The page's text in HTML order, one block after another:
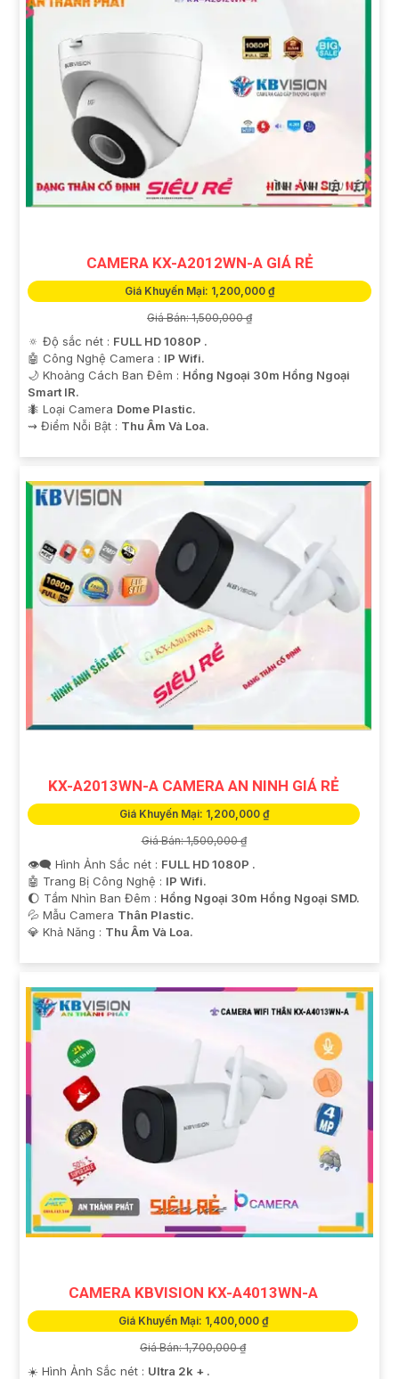
CAMERA KX-A2012WN-A GIÁ RẺ
Giá Khuyến Mại: 1,200,000 ₫
Giá Bán: 1,500,000 ₫
🔅 Độ sắc nét : FULL HD 1080P .
🤖️ Công Nghệ Camera : IP Wifi.
🌙 Khoảng Cách Ban Đêm : Hồng Ngoại 30m Hồng Ngoại
Smart IR.
🐜 Loại Camera Dome Plastic.
️⇝ Điểm Nỗi Bật : Thu Âm Và Loa.
KX-A2013WN-A CAMERA AN NINH GIÁ RẺ
Giá Khuyến Mại: 1,200,000 ₫
Giá Bán: 1,500,000 ₫
👁️‍🗨 Hình Ảnh Sắc nét : FULL HD 1080P .
🤖️ Trang Bị Công Nghệ : IP Wifi.
🌔 Tầm Nhìn Ban Đêm : Hồng Ngoại 30m Hồng Ngoại SMD.
💦 Mẫu Camera Thân Plastic.
️💎 Khả Năng : Thu Âm Và Loa.
CAMERA KBVISION KX-A4013WN-A
Giá Khuyến Mại: 1,400,000 ₫
Giá Bán: 1,700,000 ₫
☀️ Hình Ảnh Sắc nét : Ultra 2k + .